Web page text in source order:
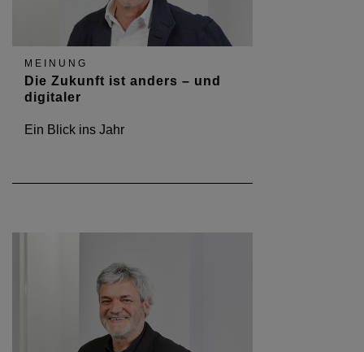
MEINUNG
Die Zukunft ist anders – und
digitaler
Ein Blick ins Jahr